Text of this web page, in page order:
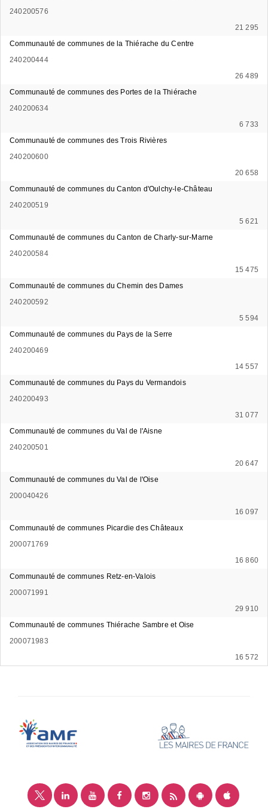
240200576
21 295
Communauté de communes de la Thiérache du Centre
240200444
26 489
Communauté de communes des Portes de la Thiérache
240200634
6 733
Communauté de communes des Trois Rivières
240200600
20 658
Communauté de communes du Canton d'Oulchy-le-Château
240200519
5 621
Communauté de communes du Canton de Charly-sur-Marne
240200584
15 475
Communauté de communes du Chemin des Dames
240200592
5 594
Communauté de communes du Pays de la Serre
240200469
14 557
Communauté de communes du Pays du Vermandois
240200493
31 077
Communauté de communes du Val de l'Aisne
240200501
20 647
Communauté de communes du Val de l'Oise
200040426
16 097
Communauté de communes Picardie des Châteaux
200071769
16 860
Communauté de communes Retz-en-Valois
200071991
29 910
Communauté de communes Thiérache Sambre et Oise
200071983
16 572